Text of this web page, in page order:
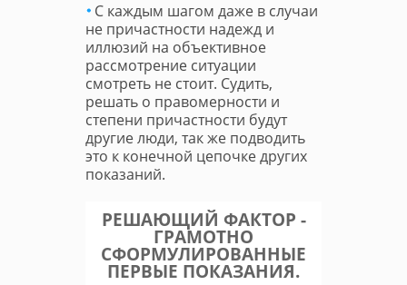
С каждым шагом даже в случаи
не причастности надежд и
иллюзий на объективное
рассмотрение ситуации
смотреть не стоит. Судить,
решать о правомерности и
степени причастности будут
другие люди, так же подводить
это к конечной цепочке других
показаний.
РЕШАЮЩИЙ ФАКТОР -
ГРАМОТНО
СФОРМУЛИРОВАННЫЕ
ПЕРВЫЕ ПОКАЗАНИЯ.